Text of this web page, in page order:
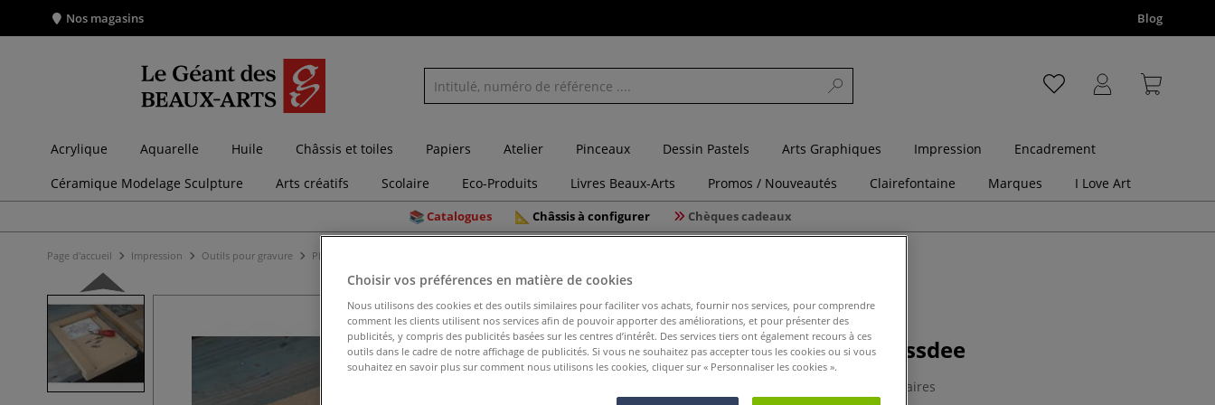
Nos magasins Blog
Acrylique Aquarelle Huile Châssis et toiles Papiers Atelier Pinceaux Dessin Pastels Arts Graphiques Impression
Encadrement
Céramique Modelage Sculpture
Arts créatifs Scolaire Eco-Produits Livres Beaux-Arts Promos / Nouveautés Clairefontaine Marques I Love Art
Catalogues Châssis à configurer Chèques cadeaux
Page d'accueil Impression Outils pour gravure Plaques à graver
Planche à graver Essdee
0 Commentaires
Choisir vos préférences en matière de cookies
Nous utilisons des cookies et des outils similaires pour faciliter vos achats, fournir nos services, pour comprendre
comment les clients utilisent nos services afin de pouvoir apporter des améliorations, et pour présenter des
publicités, y compris des publicités basées sur les centres d’intérêt. Des services tiers ont également recours à ces
outils dans le cadre de notre affichage de publicités. Si vous ne souhaitez pas accepter tous les cookies ou si vous
souhaitez en savoir plus sur comment nous utilisons les cookies, cliquer sur « Personnaliser les cookies ».